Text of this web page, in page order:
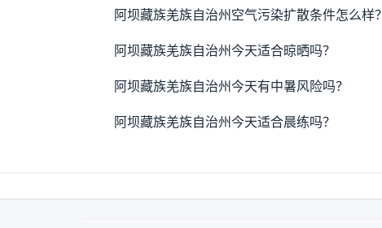
阿坝藏族羌族自治州空气污染扩散条件怎么样？
阿坝藏族羌族自治州今天适合晾晒吗？
阿坝藏族羌族自治州今天有中暑风险吗？
阿坝藏族羌族自治州今天适合晨练吗？